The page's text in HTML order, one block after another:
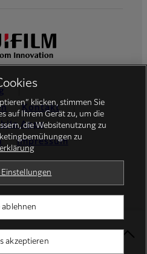
Kontakt
Apps
Impressum
klicken, stimmen Sie
auf Ihrem Gerät zu, um die
die Websitenutzung zu
zu
ablehnen
akzeptieren